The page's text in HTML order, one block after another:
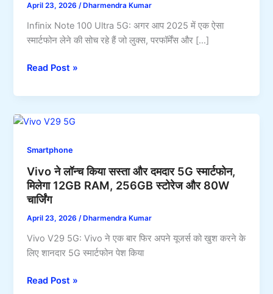
April 23, 2026 /Dharmendra Kumar
Infinix Note 100 Ultra 5G: अगर आप 2025 में एक ऐसा
स्मार्टफोन लेने की सोच रहे हैं जो लुक्स, परफॉर्मेंस और […]
Infinix
100
Ultra
5G
लॉन्च,
300MP
कैमरा
और
24GB
के
साथ
8900mAh
Read Post »
Smartphone
Vivo ने लॉन्च किया सस्ता और दमदार 5G स्मार्टफोन,
मिलेगा 12GB RAM, 256GB स्टोरेज और 80W
चार्जिंग
April 23, 2026 /Dharmendra Kumar
Vivo V29 5G: Vivo ने एक बार फिर अपने यूजर्स को खुश करने के
लिए शानदार 5G स्मार्टफोन पेश किया
Vivo
Read Post »